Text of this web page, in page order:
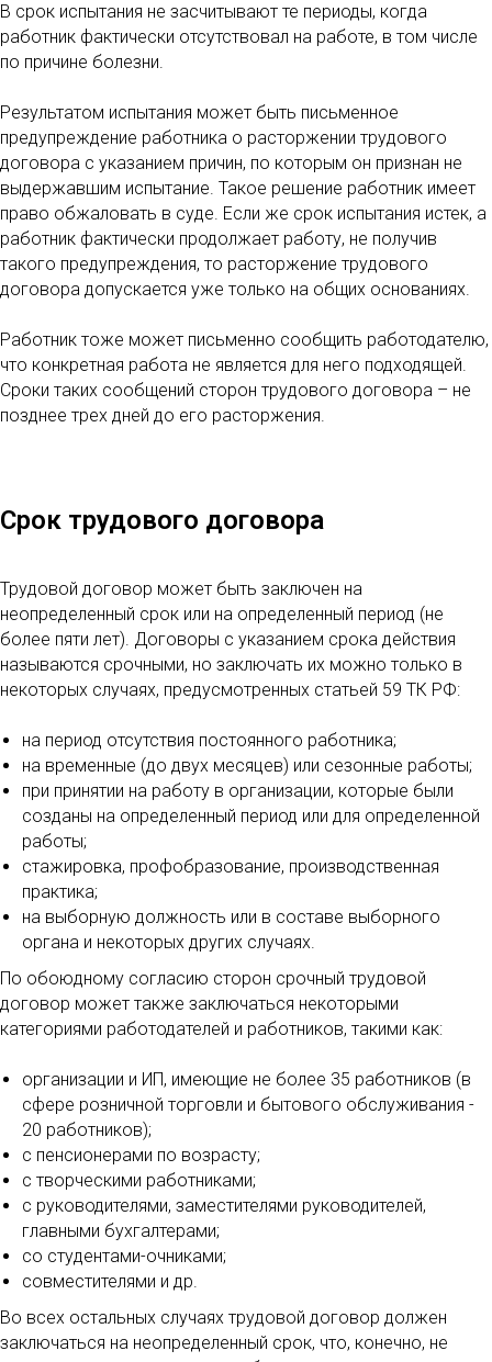
В срок испытания не засчитывают те периоды, когда
работник фактически отсутствовал на работе, в том числе
по причине болезни.
Результатом испытания может быть письменное
предупреждение работника о расторжении трудового
договора с указанием причин, по которым он признан не
выдержавшим испытание. Такое решение работник имеет
право обжаловать в суде. Если же срок испытания истек, а
работник фактически продолжает работу, не получив
такого предупреждения, то расторжение трудового
договора допускается уже только на общих основаниях.
Работник тоже может письменно сообщить работодателю,
что конкретная работа не является для него подходящей.
Сроки таких сообщений сторон трудового договора – не
позднее трех дней до его расторжения.
Срок трудового договора
Трудовой договор может быть заключен на
неопределенный срок или на определенный период (не
более пяти лет). Договоры с указанием срока действия
называются срочными, но заключать их можно только в
некоторых случаях, предусмотренных статьей 59 ТК РФ:
на период отсутствия постоянного работника;
на временные (до двух месяцев) или сезонные работы;
при принятии на работу в организации, которые были
созданы на определенный период или для определенной
работы;
стажировка, профобразование, производственная
практика;
на выборную должность или в составе выборного
органа и некоторых других случаях.
По обоюдному согласию сторон срочный трудовой
договор может также заключаться некоторыми
категориями работодателей и работников, такими как:
организации и ИП, имеющие не более 35 работников (в
сфере розничной торговли и бытового обслуживания -
20 работников);
с пенсионерами по возрасту;
с творческими работниками;
с руководителями, заместителями руководителей,
главными бухгалтерами;
со студентами-очниками;
совместителями и др.
Во всех остальных случаях трудовой договор должен
заключаться на неопределенный срок, что, конечно, не